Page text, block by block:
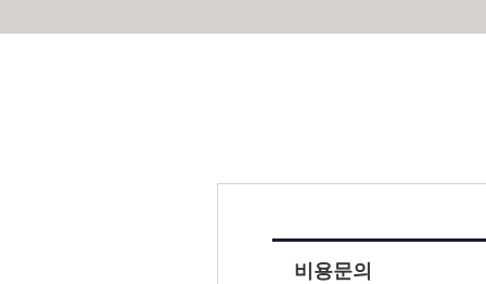
비용문의